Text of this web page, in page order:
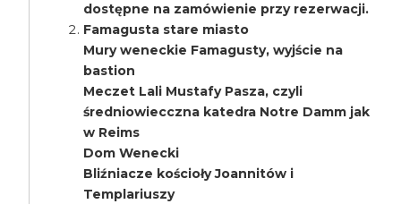
dostępne na zamówienie przy rezerwacji.
Famagusta stare miasto
Mury weneckie Famagusty, wyjście na
bastion
Meczet Lali Mustafy Pasza, czyli
średniowiecczna katedra Notre Damm jak
w Reims
Dom Wenecki
Bliźniacze kościoły Joannitów i
Templariuszy